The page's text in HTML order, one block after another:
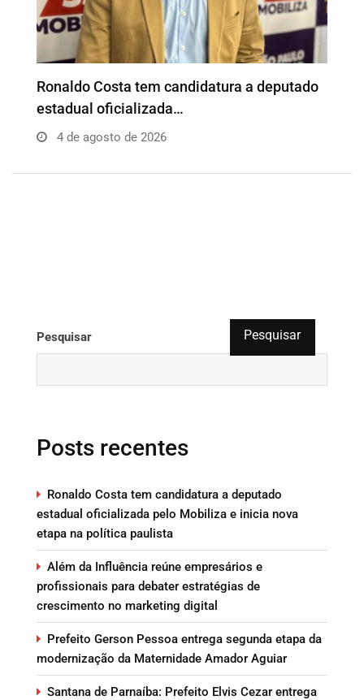
Além da Influência reúne empresários e
profissionais para…
4 de agosto de 2026
Pesquisar Pesquisar
Posts recentes
Ronaldo Costa tem candidatura a deputado
estadual oficializada pelo Mobiliza e inicia nova
etapa na política paulista
Além da Influência reúne empresários e
profissionais para debater estratégias de
crescimento no marketing digital
Prefeito Gerson Pessoa entrega segunda etapa da
modernização da Maternidade Amador Aguiar
Santana de Parnaíba: Prefeito Elvis Cezar entrega